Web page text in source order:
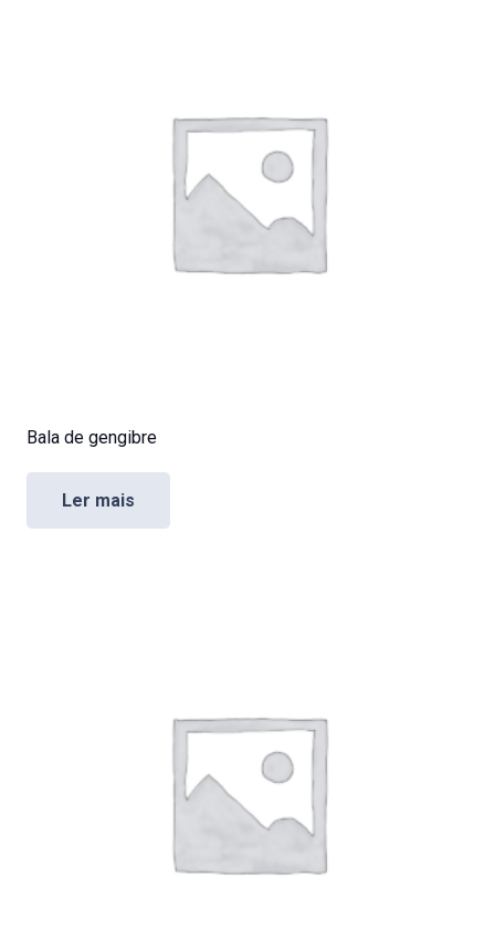
Bala de gengibre
Ler mais